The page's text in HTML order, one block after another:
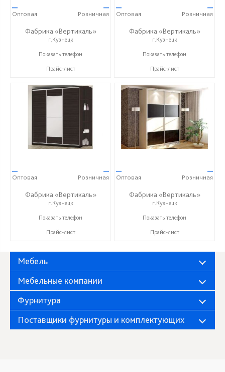
—
Оптовая
—
Розничная
Фабрика «Вертикаль»
г.Кузнецк
+7 (927) 38-059-88
Показать телефон
Прайс-лист
—
Оптовая
—
Розничная
Фабрика «Вертикаль»
г.Кузнецк
+7 (927) 38-059-88
Показать телефон
Прайс-лист
—
Оптовая
—
Розничная
Фабрика «Вертикаль»
г.Кузнецк
+7 (927) 38-059-88
Показать телефон
Прайс-лист
—
Оптовая
—
Розничная
Фабрика «Вертикаль»
г.Кузнецк
+7 (927) 38-059-88
Показать телефон
Прайс-лист
Мебель
Мебельные компании
Фурнитура
Поставщики фурнитуры и комплектующих